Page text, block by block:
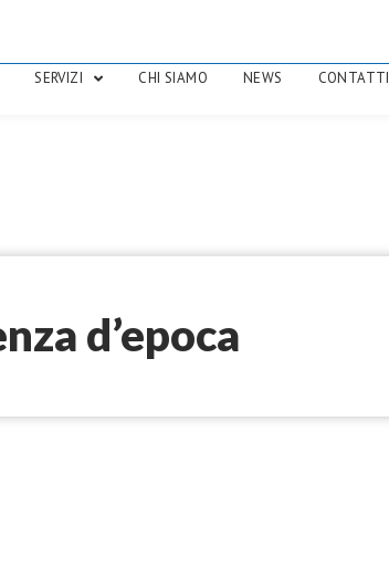
SERVIZI CHI SIAMO NEWS CONTATTI
d’epoca